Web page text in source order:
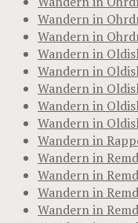
Wandern in
Wandern in
Wandern in
Wandern in
Wandern in
Wandern in
Wandern in
Wandern in
Wandern in
Wandern in
Wandern in
Wandern in